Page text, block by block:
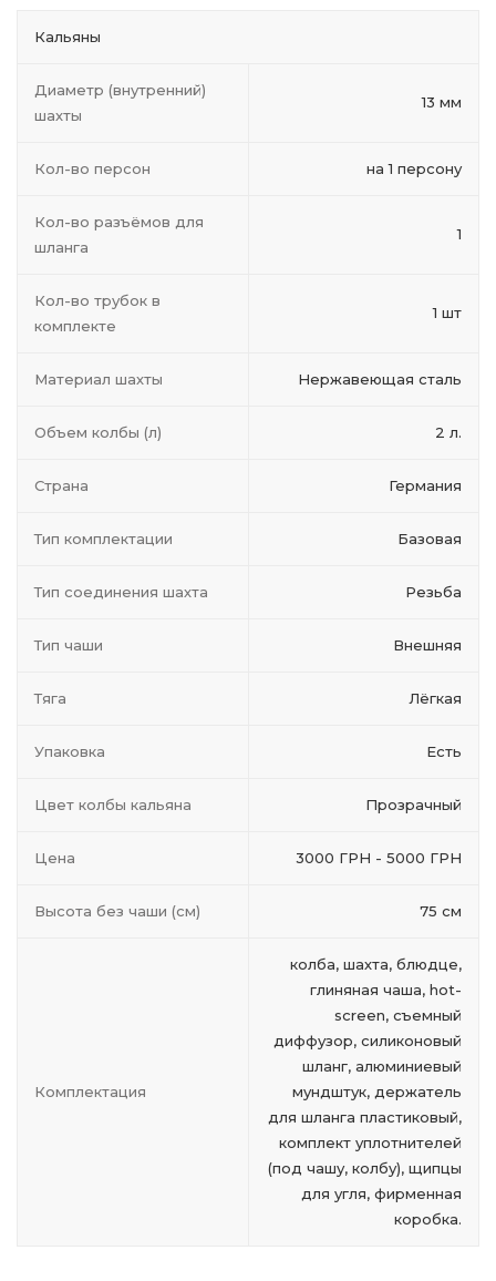
Кальяны
Диаметр (внутренний)
шахты
13 мм
Кол-во персон на 1 персону
Кол-во разъёмов для
шланга
1
Кол-во трубок в
комплекте
1 шт
Материал шахты Нержавеющая сталь
Объем колбы (л) 2 л.
Страна Германия
Тип комплектации Базовая
Тип соединения шахта Резьба
Тип чаши Внешняя
Тяга Лёгкая
Упаковка Есть
Цвет колбы кальяна Прозрачный
Цена 3000 ГРН - 5000 ГРН
Высота без чаши (см) 75 см
Комплектация
колба, шахта, блюдце,
глиняная чаша, hot-
screen, съемный
диффузор, силиконовый
шланг, алюминиевый
мундштук, держатель
для шланга пластиковый,
комплект уплотнителей
(под чашу, колбу), щипцы
для угля, фирменная
коробка.